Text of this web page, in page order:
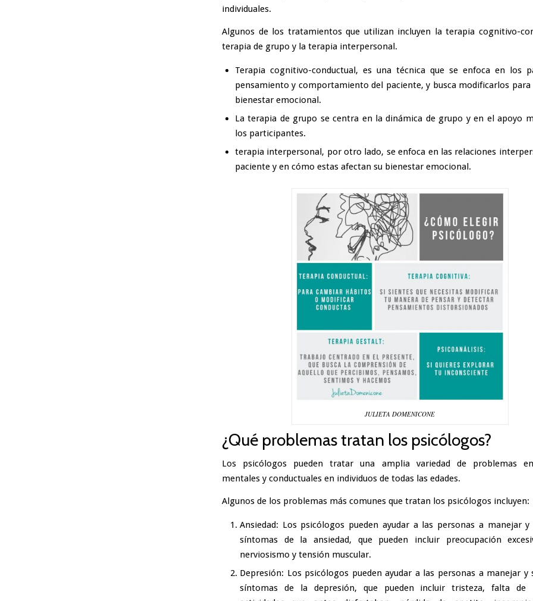
individuales.
Algunos de los tratamientos que utilizan incluyen la terapia cognitivo-
terapia de grupo y la terapia interpersonal.
Terapia cognitivo-conductual , es una técnica que se enfoca en los
pensamiento y comportamiento del paciente, y busca modificarlos
bienestar emocional.
La terapia de grupo se centra en la dinámica de grupo y en el apoyo
los participantes.
terapia interpersonal, por otro lado, se enfoca en las relaciones
paciente y en cómo estas afectan su bienestar emocional.
JULIETA DOMENICONE
¿Qué problemas tratan los psicólogos?
Los psicólogos pueden tratar una amplia variedad de problemas
mentales y conductuales en individuos de todas las edades.
Algunos de los problemas más comunes que tratan los psicólogos incluyen:
Ansiedad: Los psicólogos pueden ayudar a las personas a manejar
síntomas de la ansiedad, que pueden incluir preocupación
nerviosismo y tensión muscular.
Depresión: Los psicólogos pueden ayudar a las personas a manejar y
síntomas de la depresión, que pueden incluir tristeza, falta de